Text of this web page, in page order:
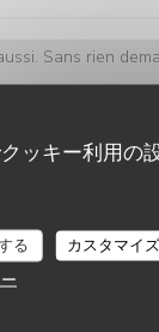
ッキー利用の
る
カスタマイ
Sans rien
cosy, joli, un
faire de